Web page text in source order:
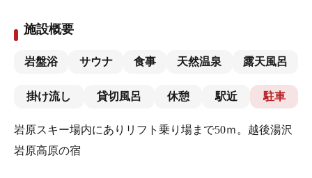
施設概要
岩盤浴 サウナ 食事 天然温泉 露天風呂
掛け流し 貸切風呂 休憩 駅近 駐車
岩原スキー場内にありリフト乗り場まで50ｍ。越後湯沢
岩原高原の宿